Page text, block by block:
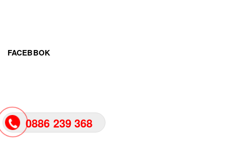
FACEBBOK
0886 239 368